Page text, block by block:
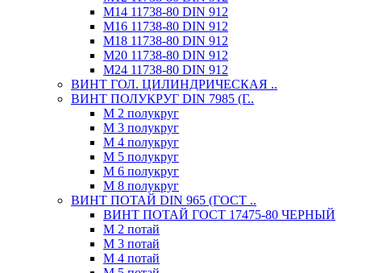
М14 11738-80 DIN 912
М16 11738-80 DIN 912
М18 11738-80 DIN 912
М20 11738-80 DIN 912
М24 11738-80 DIN 912
ВИНТ ГОЛ. ЦИЛИНДРИЧЕСКАЯ ..
ВИНТ ПОЛУКРУГ DIN 7985 (Г..
М 2 полукруг
М 3 полукруг
М 4 полукруг
М 5 полукруг
М 6 полукруг
М 8 полукруг
ВИНТ ПОТАЙ DIN 965 (ГОСТ ..
ВИНТ ПОТАЙ ГОСТ 17475-80 ЧЕРНЫЙ
М 2 потай
М 3 потай
М 4 потай